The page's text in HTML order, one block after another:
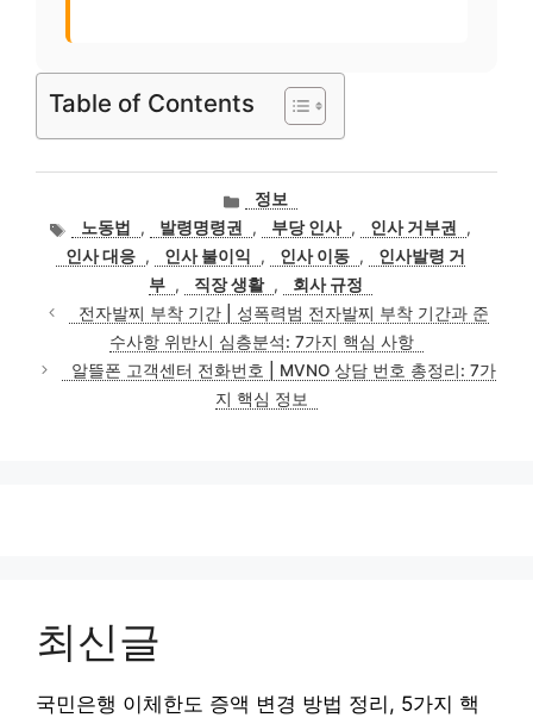
Table of Contents
카
고
리
정보
태
그
노동법 , 발령명령권 , 부당 인사 , 인사 거부권
,
인사 대응 , 인사 불이익 , 인사 이동 ,
인사발령 거
부 , 직장 생활 ,
회사 규정
전자발찌 부착 기간 | 성폭력범 전자발찌 부착 기간과 준
수사항 위반시 심층분석: 7가지 핵심 사항
알뜰폰 고객센터 전화번호 | MVNO 상담 번호 총정리: 7가
지 핵심 정보
최신글
국민은행 이체한도 증액 변경 방법 정리, 5가지 핵